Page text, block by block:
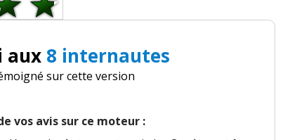
aux 8 internautes
sur cette version
vos avis sur ce moteur :